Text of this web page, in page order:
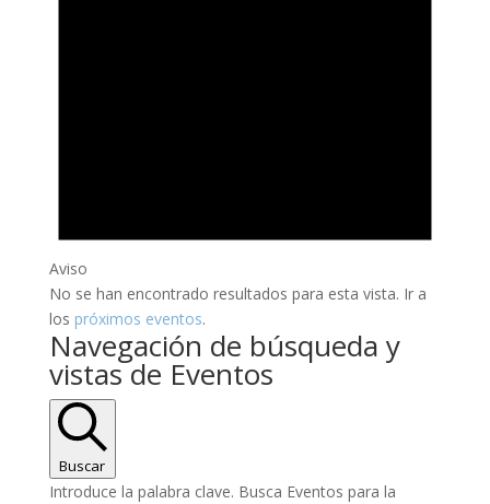
Aviso
No se han encontrado resultados para esta vista. Ir a
los próximos eventos.
Navegación de búsqueda y
vistas de Eventos
Buscar
Introduce la palabra clave. Busca Eventos para la